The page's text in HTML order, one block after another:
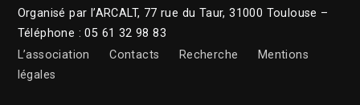
Organisé par l’ARCALT, 77 rue du Taur, 31000 Toulouse –
Téléphone : 05 61 32 98 83
L’association
Contacts Recherche
Mentions
légales